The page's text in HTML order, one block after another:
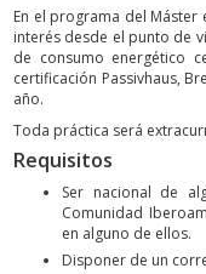
En el programa del
interés desde el punto de
de consumo energético
certificación Passivhaus,
año.
Toda práctica será
Requisitos
Ser nacional de
Comunidad
en alguno de ellos.
Disponer de un